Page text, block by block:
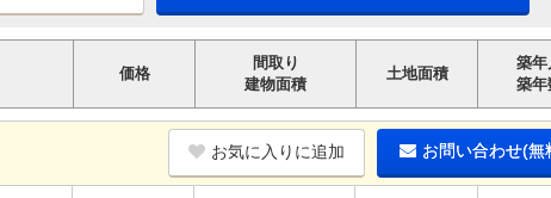
価格
間取り
建物面積
土地面積
築年
築年
お気に入りに追加 お問い合わせ(無